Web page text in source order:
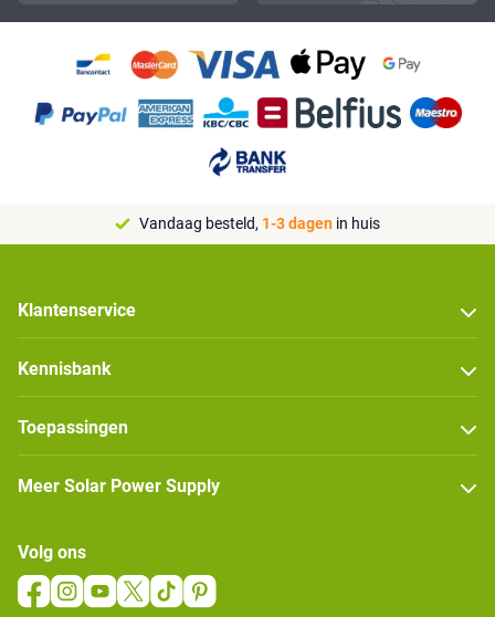
Vandaag besteld, 1-3 dagen in huis
Klantenservice
Kennisbank
Toepassingen
Meer Solar Power Supply
Volg ons